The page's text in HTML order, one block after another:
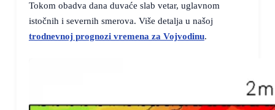
Tokom obadva dana duvaće slab vetar, uglavnom
istočnih i severnih smerova. Više detalja u našoj
trodnevnoj prognozi vremena za Vojvodinu.